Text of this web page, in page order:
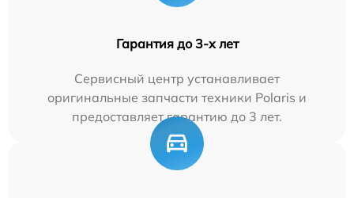
Гарантия до 3-х лет
Сервисный центр устанавливает
оригинальные запчасти техники Polaris и
предоставляет гарантию до 3 лет.